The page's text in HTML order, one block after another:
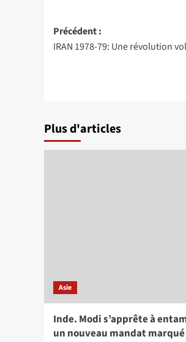
Navigation
d’article
Précédent :
IRAN 1978-79: Une révolution
Plus d'articles
Asie
Inde. Modi s’apprête à
un nouveau mandat marqué